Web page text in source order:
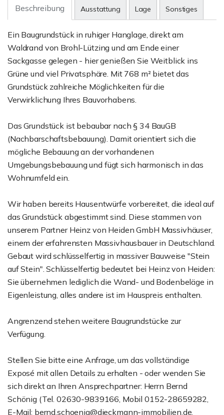
Beschreibung Ausstattung Lage Sonstiges
Ein Baugrundstück in ruhiger Hanglage, direkt am
Waldrand von Brohl-Lützing und am Ende einer
Sackgasse gelegen - hier genießen Sie Weitblick ins
Grüne und viel Privatsphäre. Mit 768 m² bietet das
Grundstück zahlreiche Möglichkeiten für die
Verwirklichung Ihres Bauvorhabens.
Das Grundstück ist bebaubar nach § 34 BauGB
(Nachbarschaftsbebauung). Damit orientiert sich die
mögliche Bebauung an der vorhandenen
Umgebungsbebauung und fügt sich harmonisch in das
Wohnumfeld ein.
Wir haben bereits Hausentwürfe vorbereitet, die ideal auf
das Grundstück abgestimmt sind. Diese stammen von
unserem Partner Heinz von Heiden GmbH Massivhäuser,
einem der erfahrensten Massivhausbauer in Deutschland.
Gebaut wird schlüsselfertig in massiver Bauweise "Stein
auf Stein". Schlüsselfertig bedeutet bei Heinz von Heiden:
Sie übernehmen lediglich die Wand- und Bodenbeläge in
Eigenleistung, alles andere ist im Hauspreis enthalten.
Angrenzend stehen weitere Baugrundstücke zur
Verfügung.
Stellen Sie bitte eine Anfrage, um das vollständige
Exposé mit allen Details zu erhalten - oder wenden Sie
sich direkt an Ihren Ansprechpartner: Herrn Bernd
Schönig (Tel. 02630-9839166, Mobil 0152-28659282,
E-Mail: bernd.schoenig@dieckmann-immobilien.de.